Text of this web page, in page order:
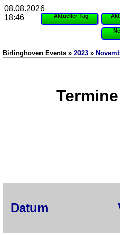
Aktueller Tag
Birlinghoven Events » 2023 »
Datum
08.08.2026
18:46